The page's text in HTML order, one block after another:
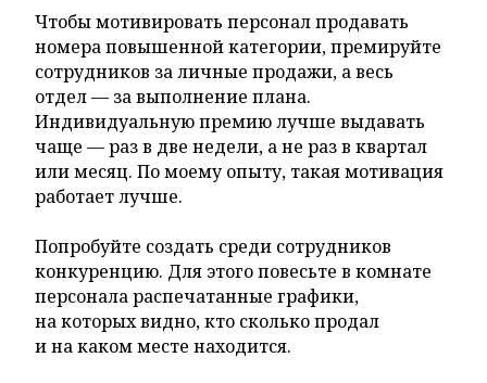
Чтобы мотивировать персонал продавать
номера повышенной категории, премируйте
сотрудников за личные продажи, а весь
отдел — за выполнение плана.
Индивидуальную премию лучше выдавать
чаще — раз в две недели, а не раз в квартал
или месяц. По моему опыту, такая мотивация
работает лучше.
Попробуйте создать среди сотрудников
конкуренцию. Для этого повесьте в комнате
персонала распечатанные графики,
на которых видно, кто сколько продал
и на каком месте находится.